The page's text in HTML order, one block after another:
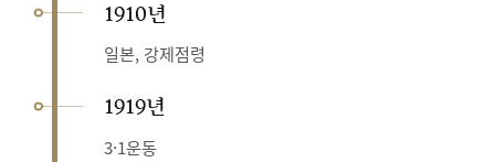
1910년
일본, 강제점령
1919년
3·1운동